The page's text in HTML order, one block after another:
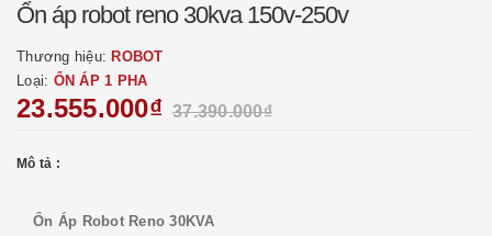
Ổn áp robot reno 30kva 150v-250v
Thương hiệu: ROBOT
Loại: ỔN ÁP 1 PHA
23.555.000₫ 37.390.000₫
Mô tả :
Ổn Áp Robot Reno 30KVA